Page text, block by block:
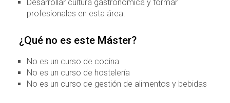
Desarrollar cultura gastronómica y formar
profesionales en esta área.
¿Qué no es este Máster?
No es un curso de cocina
No es un curso de hostelería
No es un curso de gestión de alimentos y bebidas